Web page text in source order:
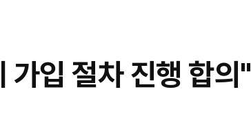
입 절차 진행 합의"